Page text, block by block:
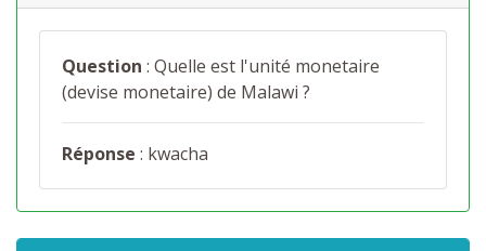
Question : Quelle est l'unité monetaire
(devise monetaire) de Malawi ?
Réponse : kwacha